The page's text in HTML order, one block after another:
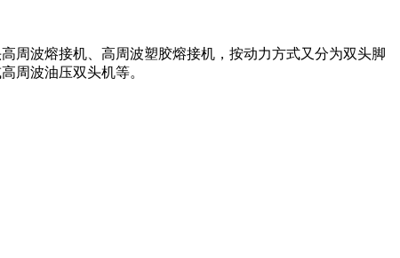
周波熔接机、高周波塑胶熔接机，按动力方式又分为双头脚
周波油压双头机等。